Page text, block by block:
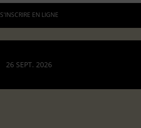
S'INSCRIRE EN LIGNE
26 SEPT. 2026